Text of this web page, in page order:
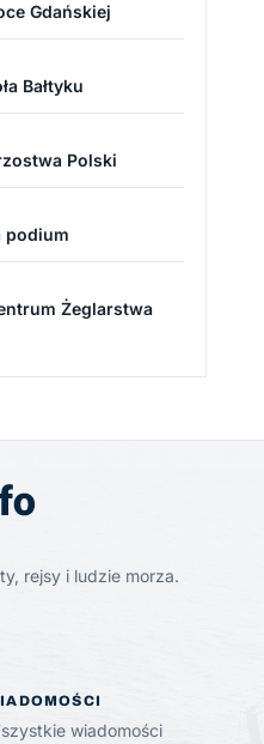
Gdańskiej
Bałtyku
Polski
podium
Żeglarstwa
rejsy i ludzie morza.
wiadomości